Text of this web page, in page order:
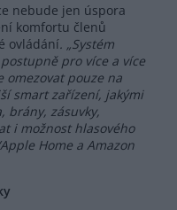
nebude jen úspora
komfortu členů
ovládání. „Systém
pro více a více
omezovat pouze na
smart zařízení, jakými
brány, zásuvky,
i možnost hlasového
Home a Amazon